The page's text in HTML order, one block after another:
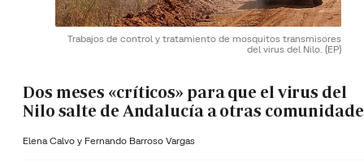
Trabajos de control y tratamiento de mosquitos transmisores
del virus del Nilo. (EP)
Dos meses «críticos» para que el virus del
Nilo salte de Andalucía a otras
Elena Calvo y Fernando Barroso Vargas